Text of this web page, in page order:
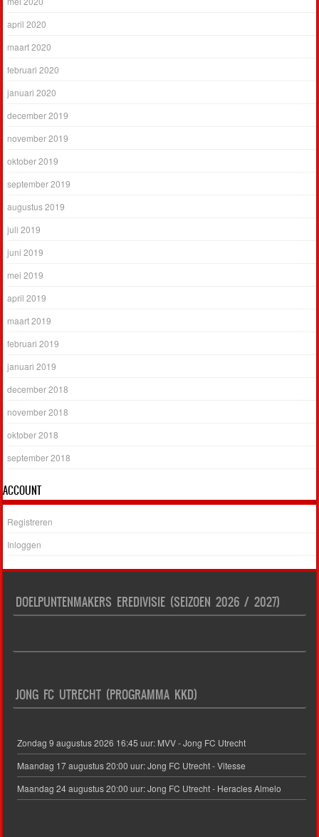
april 2020
maart 2020
februari 2020
januari 2020
december 2019
november 2019
oktober 2019
september 2019
augustus 2019
juli 2019
juni 2019
mei 2019
april 2019
maart 2019
februari 2019
januari 2019
december 2018
november 2018
oktober 2018
september 2018
ACCOUNT
Registreren
Inloggen
DOELPUNTENMAKERS EREDIVISIE (SEIZOEN 2026 / 2027)
JONG FC UTRECHT (PROGRAMMA KKD)
Zondag 9 augustus 2026 16:45 uur: MVV - Jong FC Utrecht
Maandag 17 augustus 20:00 uur: Jong FC Utrecht - Vitesse
Maandag 24 augustus 20:00 uur: Jong FC Utrecht - Heracles Almelo